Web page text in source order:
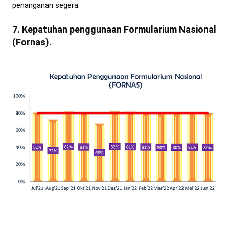
penanganan segera.
7. Kepatuhan penggunaan Formularium Nasional
(Fornas).